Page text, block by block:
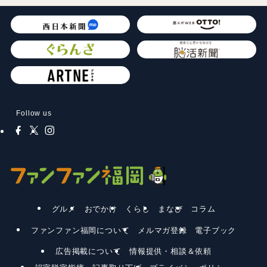
Follow us
グルメ おでかけ くらし まなび コラム
ファンファン福岡について メルマガ登録 電子ブック
広告掲載について
情報提供・相談＆依頼